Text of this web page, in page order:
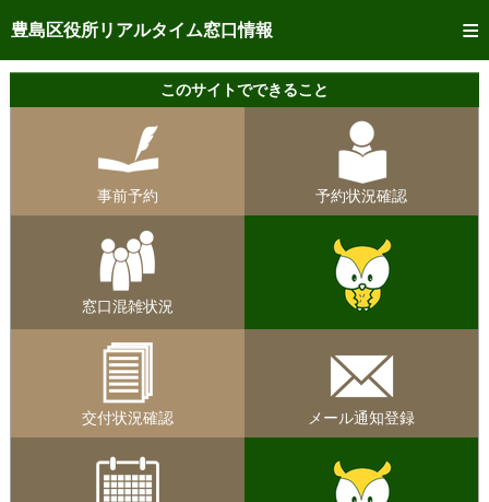
豊島区役所リアルタイム窓口情報
トップページへ
ご利用方法
予約状況確認
リアルタイム
混雑予想カレンダー
このサイトでできること
事前予約 予約状況確認
窓口混雑状況
交付状況確認 メール通知登録